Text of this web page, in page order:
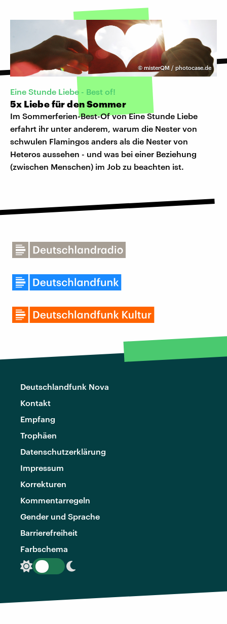
© misterQM / photocase.de
Eine Stunde Liebe - Best of!
5x Liebe für den Sommer
Im Sommerferien-Best-Of von Eine Stunde Liebe
erfahrt ihr unter anderem, warum die Nester von
schwulen Flamingos anders als die Nester von
Heteros aussehen - und was bei einer Beziehung
(zwischen Menschen) im Job zu beachten ist.
Deutschlandfunk Nova
Kontakt
Empfang
Trophäen
Datenschutzerklärung
Impressum
Korrekturen
Kommentarregeln
Gender und Sprache
Barrierefreiheit
Farbschema